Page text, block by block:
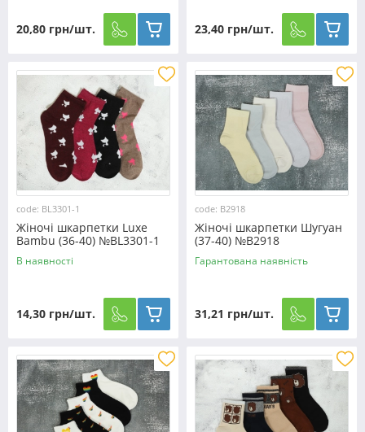
20,80 грн/шт. 23,40 грн/шт.
code: BL3301-1
Жіночі шкарпетки Luxe
Bambu (36-40) №BL3301-1
В наявності
14,30 грн/шт.
code: B2918
Жіночі шкарпетки Шугуан
(37-40) №B2918
Гарантована наявність
31,21 грн/шт.